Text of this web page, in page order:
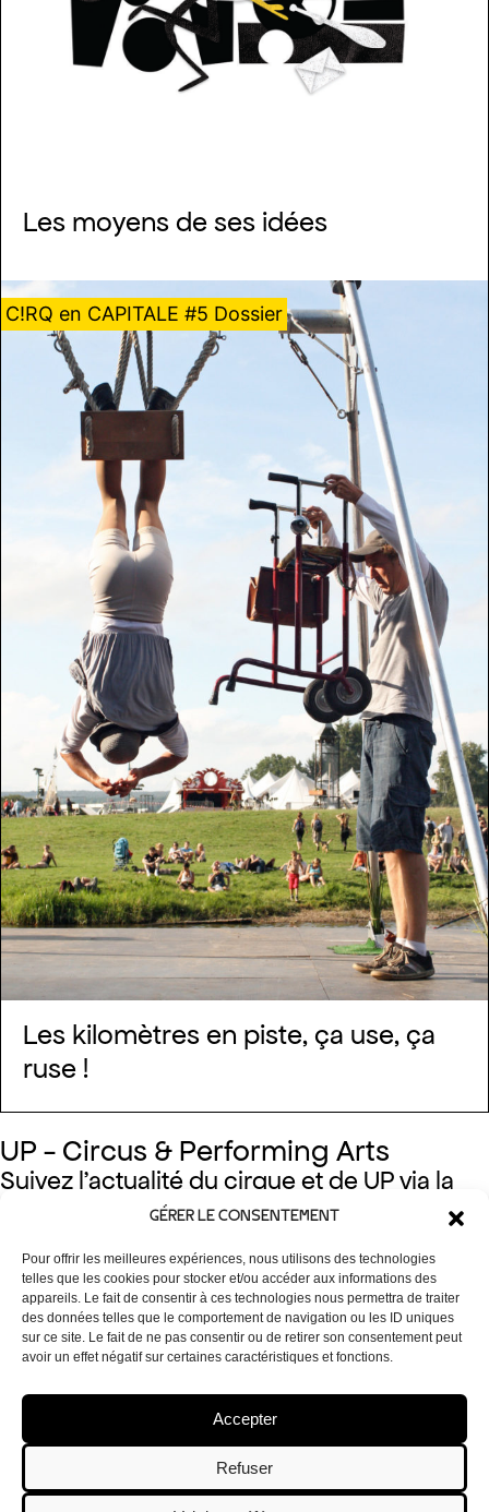
GÉRER LE CONSENTEMENT
Pour offrir les meilleures expériences, nous utilisons des technologies
telles que les cookies pour stocker et/ou accéder aux informations des
appareils. Le fait de consentir à ces technologies nous permettra de traiter
des données telles que le comportement de navigation ou les ID uniques
sur ce site. Le fait de ne pas consentir ou de retirer son consentement peut
avoir un effet négatif sur certaines caractéristiques et fonctions.
Accepter
Refuser
Les moyens de ses idées
C!RQ en CAPITALE #5 Dossier
Les kilomètres en piste, ça use, ça
ruse !
UP - Circus & Performing Arts
Suivez l’actualité du cirque et de UP via la
newsletter et nos réseaux!
Localisation UP
50 Rue Osseghem, 1080 Bruxelles
Lieu & Espaces
Emplois
WikiUp